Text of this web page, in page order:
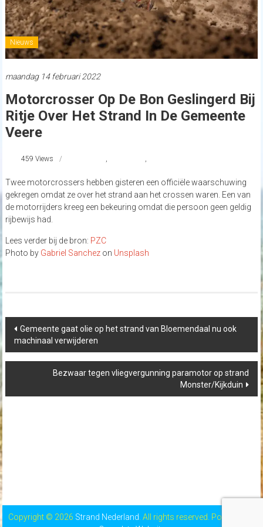
Nieuws
maandag 14 februari 2022
Motorcrosser Op De Bon Geslingerd Bij
Ritje Over Het Strand In De Gemeente
Veere
459 Views , ,
Twee motorcrossers hebben gisteren een officiële waarschuwing
gekregen omdat ze over het strand aan het crossen waren. Een van
de motorrijders kreeg een bekeuring omdat die persoon geen geldig
rijbewijs had.
Lees verder bij de bron: PZC
Photo by Gabriel Sanchezon Unsplash
navigation
Gemeente gaat olie op het strand van Bloemendaal nu ook
machinaal verwijderen
Bezwaar tegen vliegvergunning paramotor op strand
Monster/Kijkduin
Copyright © 2026 Strand Nederland . All rights reserved. Powered by